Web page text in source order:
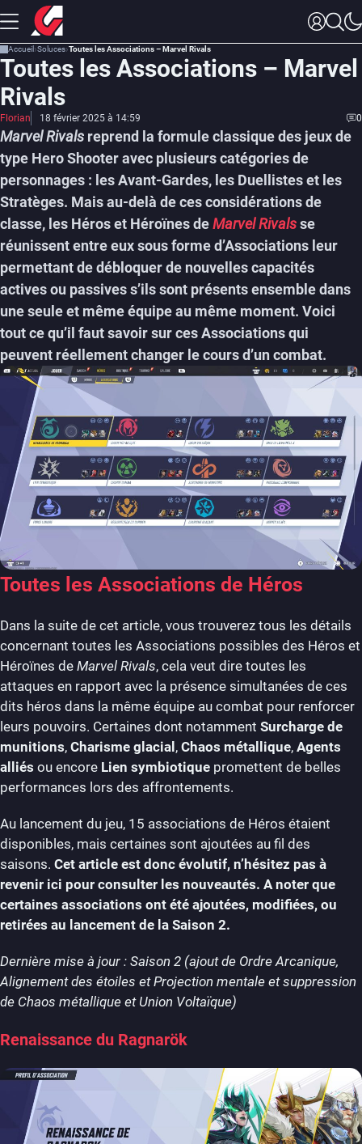
Accueil Soluces Toutes les Associations – Marvel Rivals
Toutes les Associations – Marvel
Rivals
Florian 18 février 2025 à 14:59 0
Marvel Rivals reprend la formule classique des jeux de
type Hero Shooter avec plusieurs catégories de
personnages : les Avant-Gardes, les Duellistes et les
Stratèges. Mais au-delà de ces considérations de
classe, les Héros et Héroïnes deMarvel Rivalsse
réunissent entre eux sous forme d’Associations leur
permettant de débloquer de nouvelles capacités
actives ou passives s’ils sont présents ensemble dans
une seule et même équipe au même moment. Voici
tout ce qu’il faut savoir sur ces Associations qui
peuvent réellement changer le cours d’un combat.
Toutes les Associations de Héros
Dans la suite de cet article, vous trouverez tous les détails
concernant toutes les Associations possibles des Héros et
Héroïnes de Marvel Rivals, cela veut dire toutes les
attaques en rapport avec la présence simultanées de ces
dits héros dans la même équipe au combat pour renforcer
leurs pouvoirs. Certaines dont notamment Surcharge de
munitions, Charisme glacial, Chaos métallique, Agents
alliés ou encore Lien symbiotique promettent de belles
performances lors des affrontements.
Au lancement du jeu, 15 associations de Héros étaient
disponibles, mais certaines sont ajoutées au fil des
saisons. Cet article est donc évolutif, n’hésitez pas à
revenir ici pour consulter les nouveautés. A noter que
certaines associations ont été ajoutées, modifiées, ou
retirées au lancement de la Saison 2.
Dernière mise à jour : Saison 2 (ajout de Ordre Arcanique,
Alignement des étoiles et Projection mentale et suppression
de Chaos métallique et Union Voltaïque)
Renaissance du Ragnarök